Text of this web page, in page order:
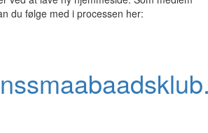
du følge med i processen her: